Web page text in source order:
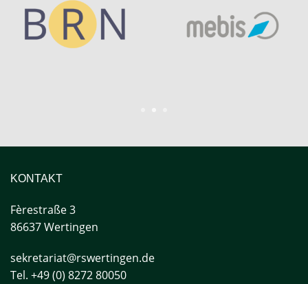
KONTAKT
Fèrestraße3
86637 Wertingen
sekretariat@rswertingen.de
Tel. +49 (0) 8272 80050